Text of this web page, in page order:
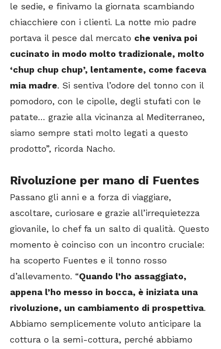
le sedie, e finivamo la giornata scambiando
chiacchiere con i clienti. La notte mio padre
portava il pesce dal mercato che veniva poi
cucinato in modo molto tradizionale, molto
‘chup chup chup’, lentamente, come faceva
mia madre. Si sentiva l’odore del tonno con il
pomodoro, con le cipolle, degli stufati con le
patate… grazie alla vicinanza al Mediterraneo,
siamo sempre stati molto legati a questo
prodotto”, ricorda Nacho.
Rivoluzione per mano di Fuentes
Passano gli anni e a forza di viaggiare,
ascoltare, curiosare e grazie all’irrequietezza
giovanile, lo chef fa un salto di qualità. Questo
momento è coinciso con un incontro cruciale:
ha scoperto Fuentes e il tonno rosso
d’allevamento. “Quando l’ho assaggiato,
appena l’ho messo in bocca, è iniziata una
rivoluzione, un cambiamento di prospettiva.
Abbiamo semplicemente voluto anticipare la
cottura o la semi-cottura, perché abbiamo